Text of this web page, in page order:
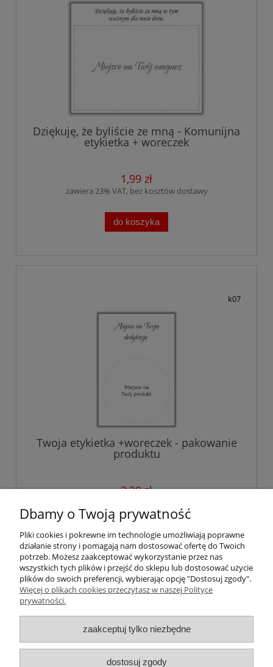
Dziękuję, że byliście ze mną - Komunijna
etykietka + woreczek
1,99 zł
zawiera 23% VAT, bez kosztów dostawy
do koszyka
k07
Twoja etykietka +woreczek - pakowanie
produktu
2,20 zł
do koszyka
Pomoc
Płatności i dostawa
Dbamy o Twoją prywatność
Pliki cookies i pokrewne im technologie umożliwiają poprawne
działanie strony i pomagają nam dostosować ofertę do Twoich
potrzeb. Możesz zaakceptować wykorzystanie przez nas
wszystkich tych plików i przejść do sklepu lub dostosować użycie
plików do swoich preferencji, wybierając opcję "Dostosuj zgody".
Więcej o plikach cookies przeczytasz w naszej Polityce
prywatności.
zaakceptuj tylko niezbędne
dostosuj zgody